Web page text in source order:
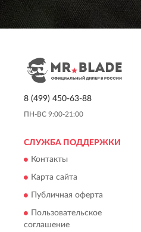
8 (499) 450-63-88
ПН-ВС 9:00-21:00
СЛУЖБА ПОДДЕРЖКИ
Контакты
Карта сайта
Публичная оферта
Пользовательское
соглашение